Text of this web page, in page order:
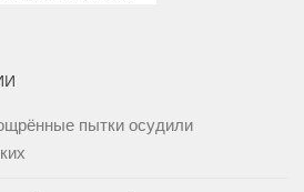
пытки осудили